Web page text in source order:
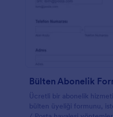
Bülten Abonelik
Ücretli bir abonelik
bülten üyeliği formunu,